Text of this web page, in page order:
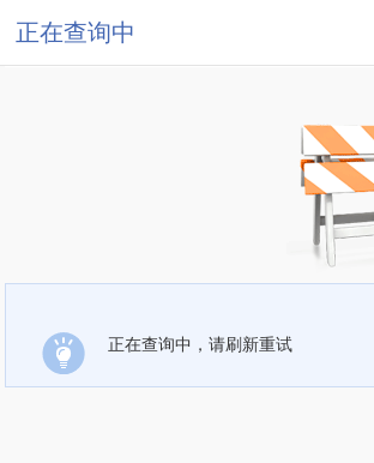
正在查询中
正在查询中，请刷新重试